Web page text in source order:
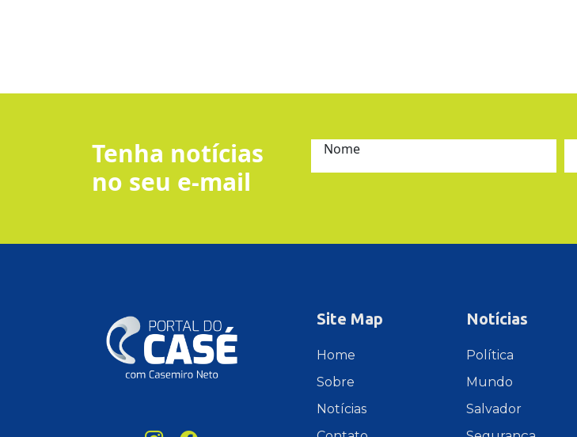
Tenha notícias
no seu e-mail
Nome
Site Map
Home
Sobre
Notícias
Notícias
Política
Mundo
Salvador